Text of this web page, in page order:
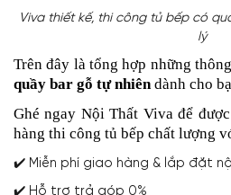
Viva thiết kế, thi công tủ bếp có
lý
Trên đây là tổng hợp những
quầy bar gỗ tự nhiêndành cho
Ghé ngay Nội Thất Viva để
hàng thi công tủ bếp chất lượng
✔️ Miễn phí giao hàng & lắp đặt
✔️ Hỗ trợ trả góp 0%